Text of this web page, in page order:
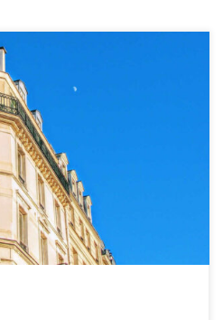
en immobilier locatif font
réglementaires. Elles sont en lien
avons tous au moins une fois
: Diagnostic de Performance
de ses biens immobiliers va vite